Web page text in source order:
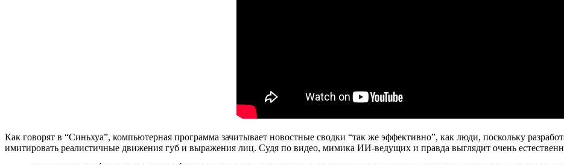
Как говорят в “Синьхуа”, компьютерная программа зачитывает новостные сводки “так же эффективно”, как люди, поскольку
имитировать реалистичные движения губ и выражения лиц. Судя по видео, мимика ИИ-ведущих и правда выглядит очень